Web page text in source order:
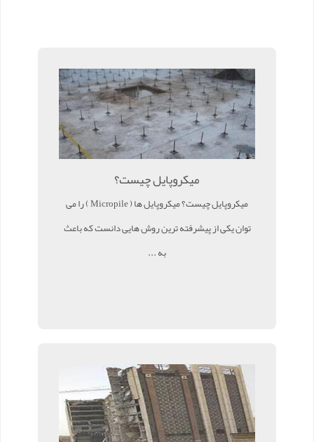
میکروپایل چیست؟
میکروپایل چیست؟ میکروپایل ها ( Micropile ) را می
توان یکی از پیشرفته ترین روش هایی دانست که باعث
به ...